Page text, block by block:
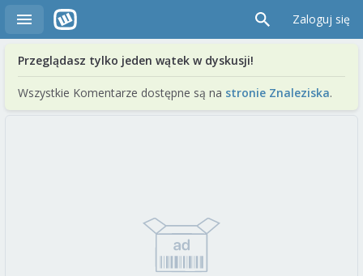
Zaloguj się
Przeglądasz tylko jeden wątek w dyskusji!
Wszystkie Komentarze dostępne są na stronie Znaleziska.